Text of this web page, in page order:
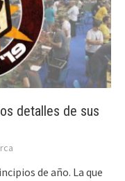
detalles de sus
de año. La que